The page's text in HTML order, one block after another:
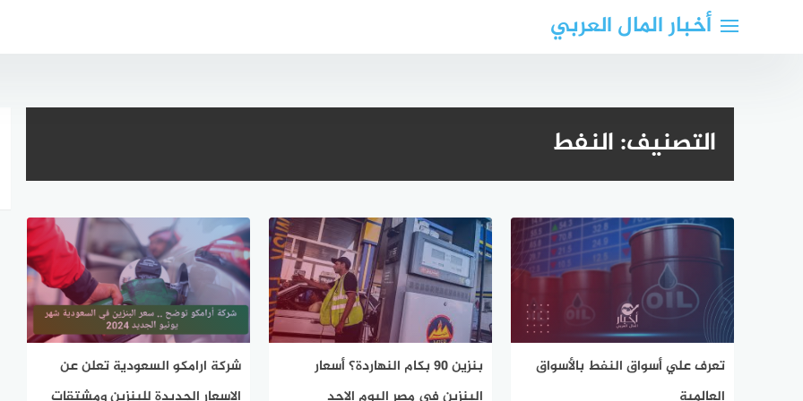
أخبار المال العربي
التصنيف:النفط
تعرف علي أسواق النفط بالأسواق
بنزين 90 بكام النهاردة؟ أسعار
شركة ارامكو السعودية تعلن عن